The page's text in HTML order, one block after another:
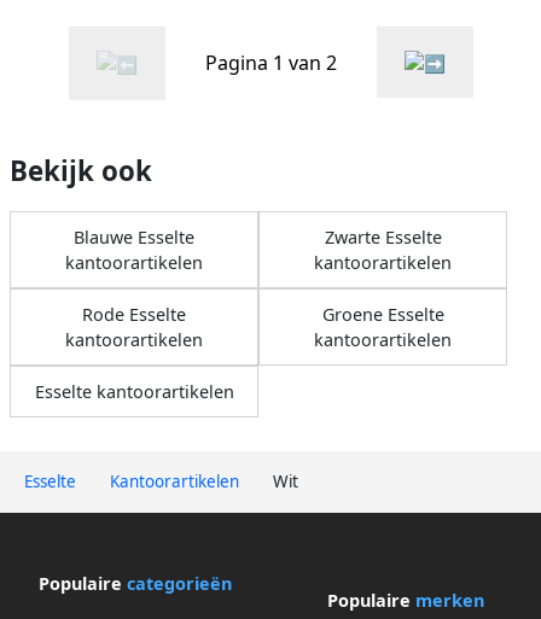
Esselte Kantoorartikelen Wit
Pagina 1 van 2
Bekijk ook
Blauwe Esselte
kantoorartikelen
Zwarte Esselte
kantoorartikelen
Rode Esselte
kantoorartikelen
Groene Esselte
kantoorartikelen
Esselte kantoorartikelen
Populaire categorieën
Populaire merken